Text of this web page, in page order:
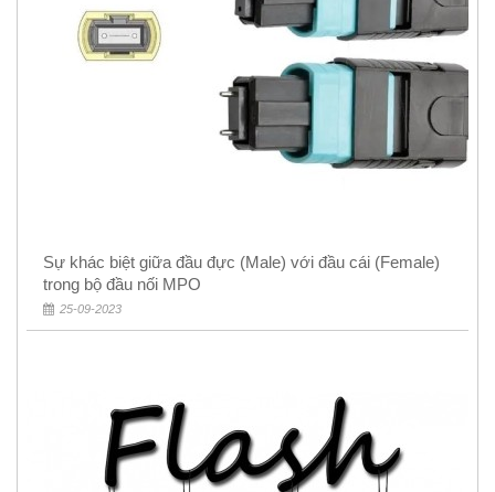
Sự khác biệt giữa đầu đực (Male) với đầu cái (Female)
trong bộ đầu nối MPO
25-09-2023